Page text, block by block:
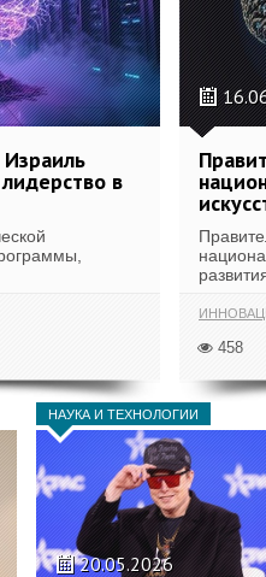
в
458
НАУКА И ТЕХНОЛОГИИ
20.05.2026